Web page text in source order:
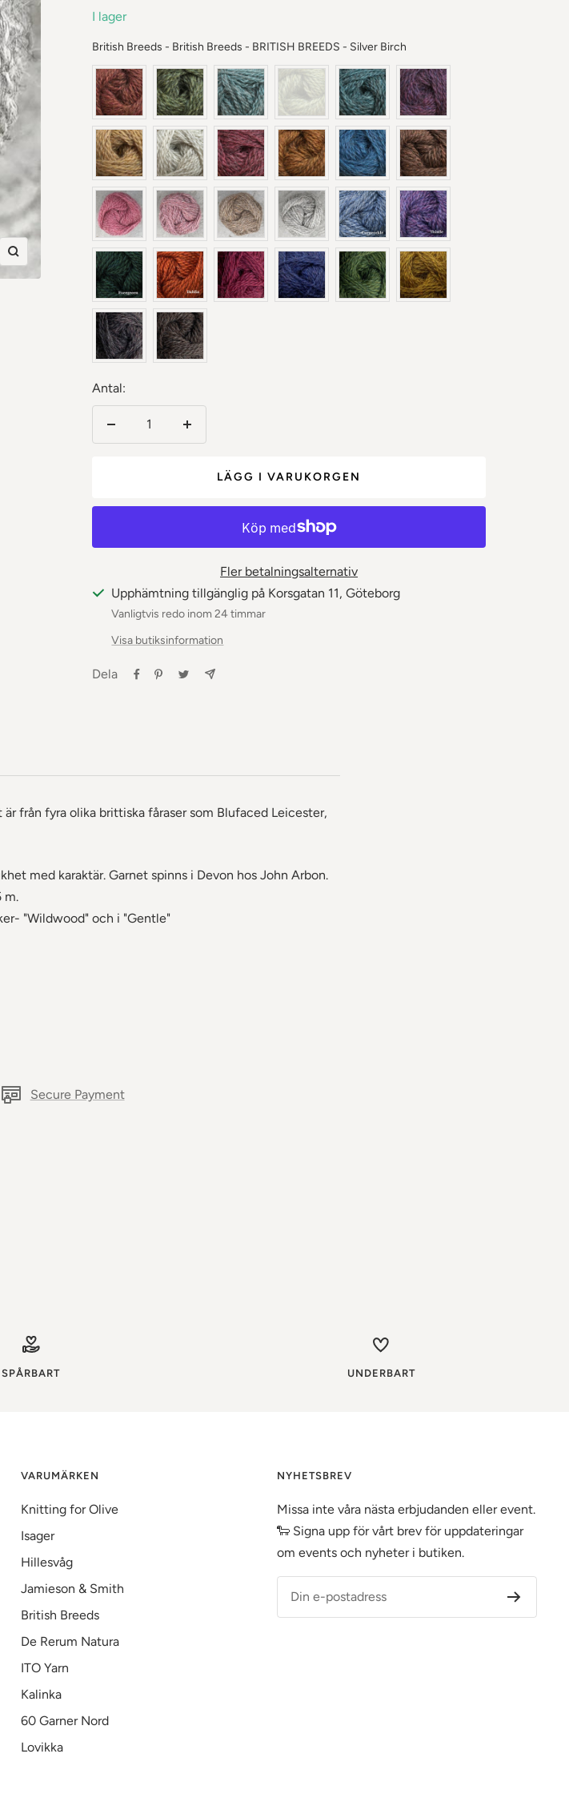
Zooma
in
I lager
British Breeds - British Breeds - BRITISH BREEDS - Silver Birch
Antal:
LÄGG I VARUKORGEN
Fler betalningsalternativ
Upphämtning tillgänglig på Korsgatan 11, Göteborg
Vanligtvis redo inom 24 timmar
Visa butiksinformation
Dela
från fyra olika brittiska fåraser som Blufaced Leicester,
med karaktär. Garnet spinns i Devon hos John Arbon.
m.
"Wildwood" och i "Gentle"
Secure Payment
SPÅRBART UNDERBART
VARUMÄRKEN
Knitting for Olive
Isager
Hillesvåg
Jamieson & Smith
British Breeds
De Rerum Natura
ITO Yarn
Kalinka
60 Garner Nord
Lovikka
NYHETSBREV
Missa inte våra nästa erbjudanden eller event.
🐑 Signa upp för vårt brev för uppdateringar
om events och nyheter i butiken.
Din e-postadress